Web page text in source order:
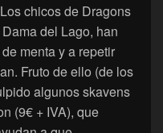
chicos de Dragons
del Lago, han
menta y a repetir
Fruto de ello (de los
algunos skavens
(9€ + IVA), que